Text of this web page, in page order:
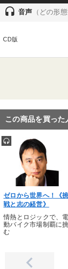
テレビ・ネットで
海外の成功事例
販売戦略
※「更新」を押すと「タグ
headset 音声 （どの形
CD版
この商品を買った
ゼロから世界へ！《
戦と志の経営》
情熱とロジックで、電
動バイク市場制覇に挑
む